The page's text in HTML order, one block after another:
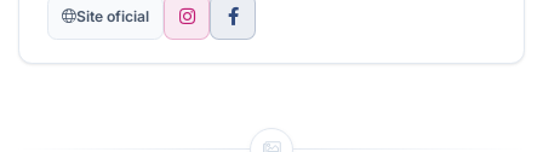
Site oficial